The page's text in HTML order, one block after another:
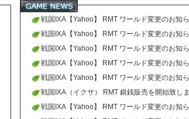
戦国IXA【Yahoo】 RMT ワールド変更のお知ら
せ
戦国IXA【Yahoo】 RMT ワールド変更のお知ら
せ
戦国IXA【Yahoo】 RMT ワールド変更のお知ら
せ
戦国IXA【Yahoo】 RMT ワールド変更のお知ら
せ
戦国IXA【Yahoo】 RMT ワールド変更のお知ら
せ
戦国IXA（イクサ） RMT 銀銭販売を開始致しま
した
戦国IXA【Yahoo】 RMT ワールド変更のお知ら